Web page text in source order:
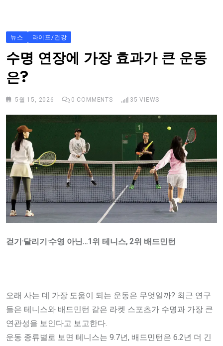
뉴스 라이프/건강
수명 연장에 가장 효과가 큰 운동
은?
5월 15, 2026 0 COMMENTS 35 VIEWS
걷기·달리기·수영 아닌…1위 테니스, 2위 배드민턴
오래 사는 데 가장 도움이 되는 운동은 무엇일까? 최근 연구
들은 테니스와 배드민턴 같은 라켓 스포츠가 수명과 가장 큰
연관성을 보인다고 보고한다.
운동 종류별로 보면 테니스는 9.7년, 배드민턴은 6.2년 더 긴